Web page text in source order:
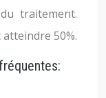
traitement.
50%.